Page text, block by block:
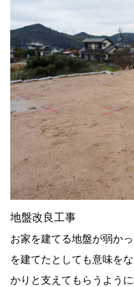
地盤改良工事
お家を建てる地盤が弱か
を建てたとしても意味を
かりと支えてもらうよう